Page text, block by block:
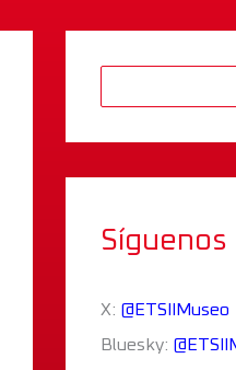
Síguenos
X: @ETSIIMuseo
Bluesky: